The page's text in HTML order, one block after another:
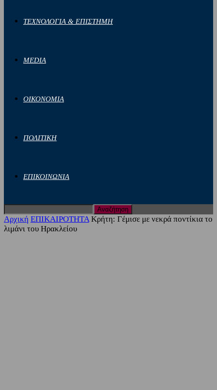
ΤΕΧΝΟΛΟΓΙΑ & ΕΠΙΣΤΗΜΗ
MEDIA
ΟΙΚΟΝΟΜΙΑ
ΠΟΛΙΤΙΚΗ
ΕΠΙΚΟΙΝΩΝΙΑ
Αρχική ΕΠΙΚΑΙΡΟΤΗΤΑ Κρήτη: Γέμισε με νεκρά ποντίκια το
λιμάνι του Ηρακλείου